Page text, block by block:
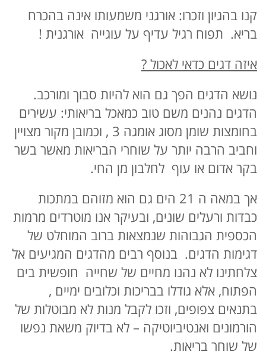
קנו בהגיון וזכרו: אורגני משמעותו אינה בהכרח
בריא. תפוח רגיל עדיף על עוגייה אורגנית !
איזה דגים כדאי לאכול ?
נושא הדגים הפך גם הוא להיות סבוך ומורכב.
הדגים נהנים משם טוב כמאכל בריאותי: עשירים
בחומצות שומן מסוג אומגה 3 , וכמובן מקור מצויין
וחביב הרבה יותר על שוחרי הבריאות מאשר בשר
בקר אדום או עוף לחלבון מן החי.
אך במאה ה 21 הים גם הוא מזוהם במתכות
כבדות ורעלים שונים, ובעיקר אנו מוטרדים מרמות
הכספית הגבוהות שנמצאות ברוב המוחלט של
דגימות הדגים. בנוסף רבים מהדגים המגיעים אל
צלחתינו לא נהנו מחיים של שחייה חופשית בים
הפתוח, אלא גודלו בבריכות וכלובים ימיים ,
בתנאים צפופים, וזכו לקבל מנות לא מבוטלות של
הורמונים ואנטיביוטיקה – לא בדיוק משאת נפשו
של שוחר בריאות.